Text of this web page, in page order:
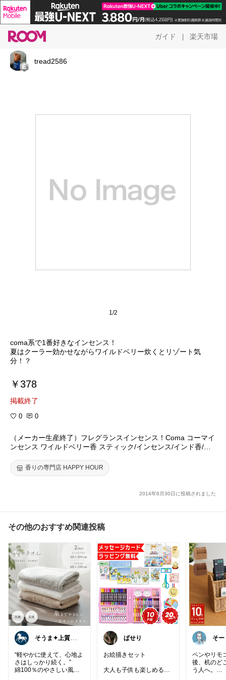
ガイド 楽天市場
tread2586
1/2
coma系で1番好きなインセンス！
夏はクーラー効かせながらワイルドベリー炊くとリゾート気
分！？
￥378
掲載終了
0 0
（メーカー生産終了）フレグランスインセンス！Coma コーマイ
ンセンス ワイルドベリー香 スティック/インセンス/インド香/ア
香りの専門店 HAPPY HOUR
2014年6月30日に投稿されました
その他のおすすめ関連投稿
そうま✦上質な
“軽やかに使えて、心地よ
さはしっかり続く。”
綿100％のやさしい風合
ぱせり
お絵描きセット
大人も子供も楽しめる😊
そ
ペンやリモ
後、机のど
う人へ。